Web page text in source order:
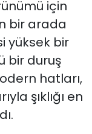
için
bir arada
yüksek bir
bir duruş
hatları,
şıklığı en